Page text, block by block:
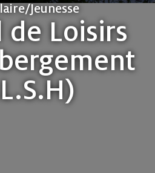
Jeunesse
Loisirs